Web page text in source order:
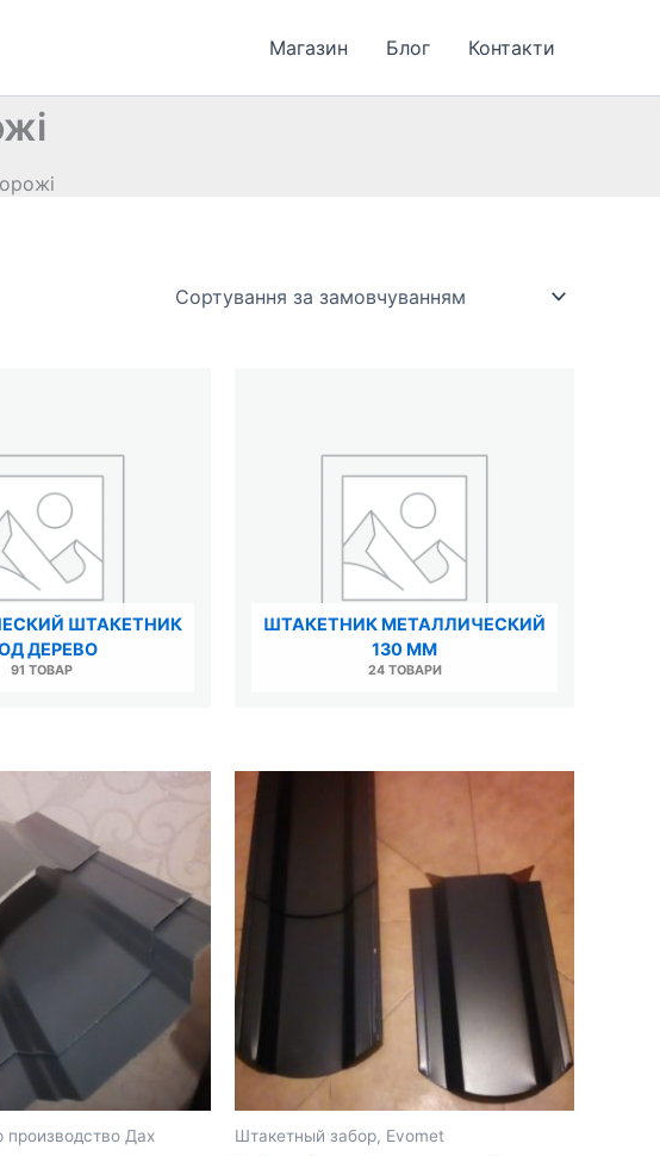
Магазин Блог Контакти
ШТАКЕТНИК
ДЕРЕВО
91 ТОВАР
ШТАКЕТНИК МЕТАЛЛИЧЕСКИЙ
130 ММ
24 ТОВАРИ
производство Дах
Штакетный забор, Evomet